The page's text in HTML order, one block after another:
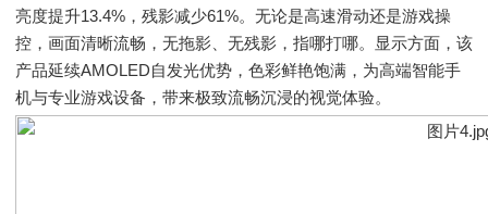
亮度提升13.4%，残影减少61%。无论是高速滑动还是游戏操
控，画面清晰流畅，无拖影、无残影，指哪打哪。显示方面，该
产品延续AMOLED自发光优势，色彩鲜艳饱满，为高端智能手
机与专业游戏设备，带来极致流畅沉浸的视觉体验。